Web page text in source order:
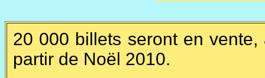
20 000 billets seront en
partir de Noël 2010.